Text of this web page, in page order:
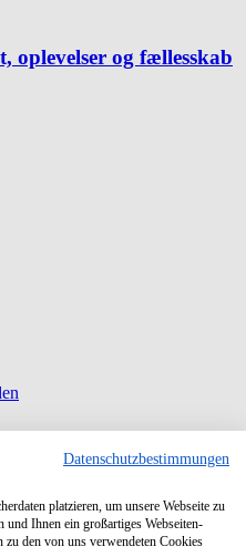
oplevelser og fællesskab
Datenschutzbestimmungen
platzieren, um unsere Webseite zu
und Ihnen ein großartiges Webseiten-
den von uns verwendeten Cookies